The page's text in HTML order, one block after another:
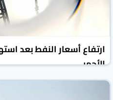
ارتفاع أسعار النفط بعد
الأحمر
روسيا اليوم الأخبار الاقتصادية 05 آب/أغسطس 2026